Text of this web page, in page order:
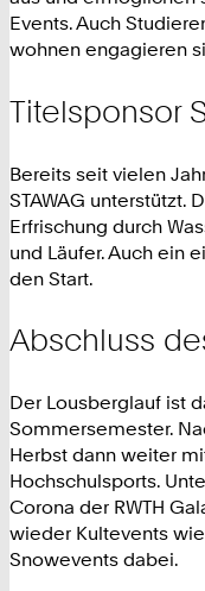
Events. Auch
wohnen engagieren
Titelsponsor
Bereits seit vielen
STAWAG unterstützt.
Erfrischung durch
und Läufer. Auch ein
den Start.
Abschluss
Der Lousberglauf ist
Sommersemester.
Herbst dann weiter
Hochschulsports.
Corona der RWTH
wieder Kultevents
Snowevents dabei.